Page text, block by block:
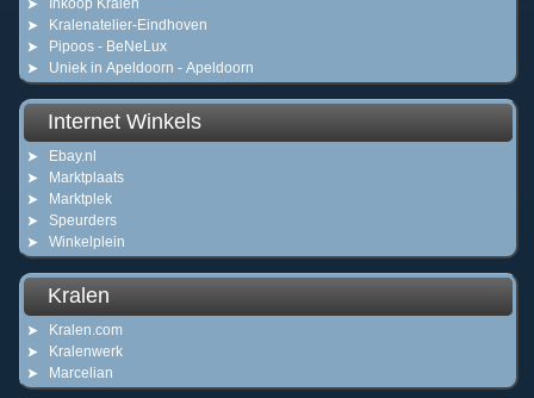
Inkoop Kralen
Kralenatelier-Eindhoven
Pipoos - BeNeLux
Uniek in Apeldoorn - Apeldoorn
Internet Winkels
Ebay.nl
Marktplaats
Marktplek
Speurders
Winkelplein
Kralen
Kralen.com
Kralenwerk
Marcelian